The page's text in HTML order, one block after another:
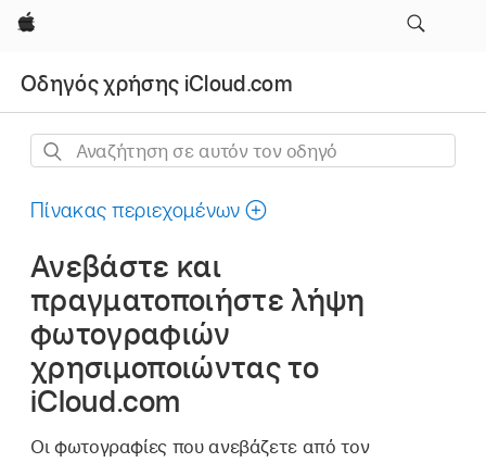
Apple
Οδηγός χρήσης iCloud.com
Αναζήτηση
αυτόν
οδηγό
Πίνακας περιεχομένων
Ανεβάστε και
πραγματοποιήστε λήψη
φωτογραφιών
χρησιμοποιώντας το
iCloud.com
Οι φωτογραφίες που ανεβάζετε από τον